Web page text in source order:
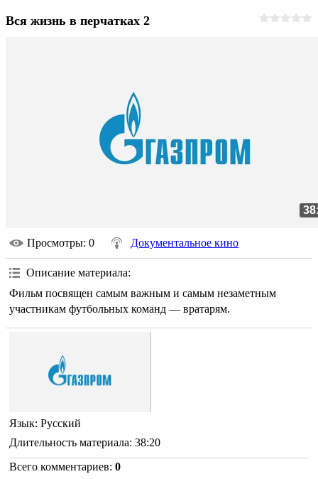
Вся жизнь в перчатках 2
Просмотры: 0 Документальное кино
Описание материала:
Фильм посвящен самым важным и самым незаметным
участникам футбольных команд — вратарям.
Язык: Русский
Длительность материала: 38:20
Всего комментариев: 0